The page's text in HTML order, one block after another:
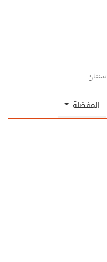
سنتان
المفضلة